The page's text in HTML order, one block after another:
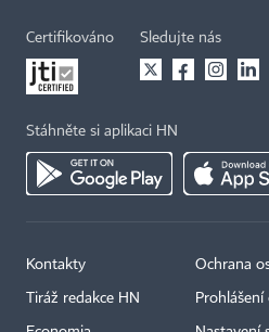
Certifikováno Sledujte nás
Stáhněte si aplikaci HN
Kontakty
Tiráž redakce HN
Ochrana
Prohlášení